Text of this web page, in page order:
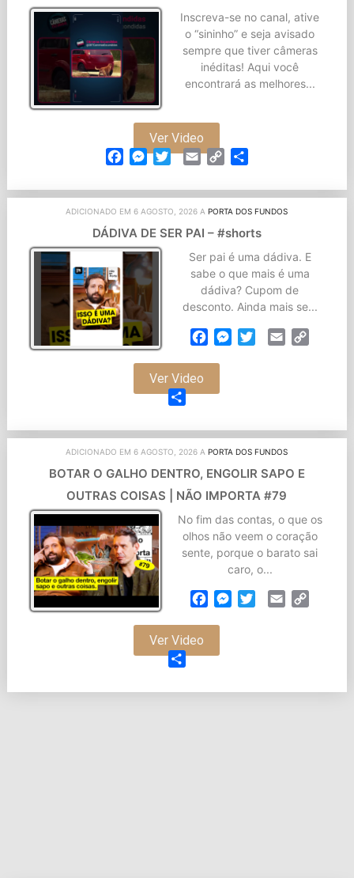
Inscreva-se no canal, ative
o “sininho” e seja avisado
sempre que tiver câmeras
inéditas! Aqui você
encontrará as melhores...
Ver Video
Facebook
Messenger
TwitterEmail Copy
ADICIONADO EM 6 AGOSTO, 2026 A PORTA DOS FUNDOS
DÁDIVA DE SER PAI – #shorts
Ser pai é uma dádiva. E
sabe o que mais é uma
dádiva? Cupom de
desconto. Ainda mais se...
Ver Video
FacebookMessenger
TwitterEmail
Partilhar
ADICIONADO EM 6 AGOSTO, 2026 APORTA DOS FUNDOS
BOTAR O GALHO DENTRO, ENGOLIR SAPO E
OUTRAS COISAS | NÃO IMPORTA #79
No fim das contas, o que os
olhos não veem o coração
sente, porque o barato sai
caro, o...
Ver Video
FacebookMessenger
TwitterEmail
Partilhar